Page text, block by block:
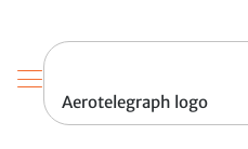
Aerotelegraph logo